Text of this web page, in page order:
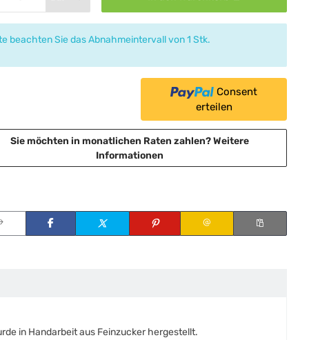
beachten Sie das Abnahmeintervall von 1 Stk.
Consent
erteilen
Sie möchten in monatlichen Raten zahlen?Weitere
Informationen
in Handarbeit aus Feinzucker hergestellt.